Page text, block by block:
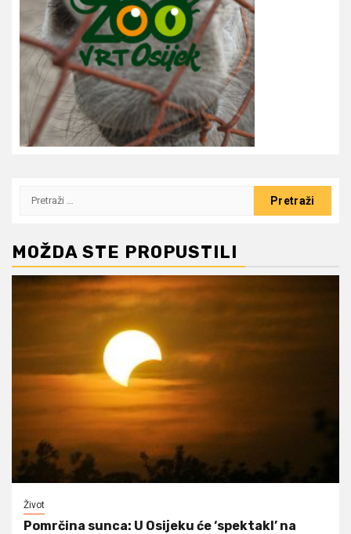
Pretraži:
MOŽDA STE PROPUSTILI
Život
Pomrčina sunca: U Osijeku će ‘spektakl’ na